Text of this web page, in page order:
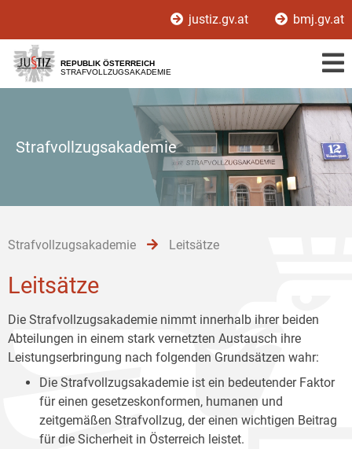
[1]
[2]
[3]
justiz.gv.at bmj.gv.at
REPUBLIK ÖSTERREICH
STRAFVOLLZUGSAKADEMIE
Strafvollzugsakademie
Strafvollzugsakademie Leitsätze
Leitsätze
Die Strafvollzugsakademie nimmt innerhalb ihrer beiden
Abteilungen in einem stark vernetzten Austausch ihre
Leistungserbringung nach folgenden Grundsätzen wahr:
Die Strafvollzugsakademie ist ein bedeutender Faktor
für einen gesetzeskonformen, humanen und
zeitgemäßen Strafvollzug, der einen wichtigen Beitrag
für die Sicherheit in Österreich leistet.